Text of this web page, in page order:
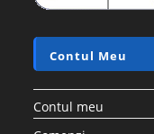
Contul Meu
Contul meu